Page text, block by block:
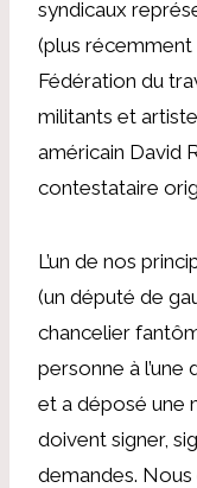
syndicaux
(plus
Fédération du
militants et
américain David
contestataire
L’un de nos
(un député de
chancelier
personne à
et a déposé une
doivent signer,
demandes.